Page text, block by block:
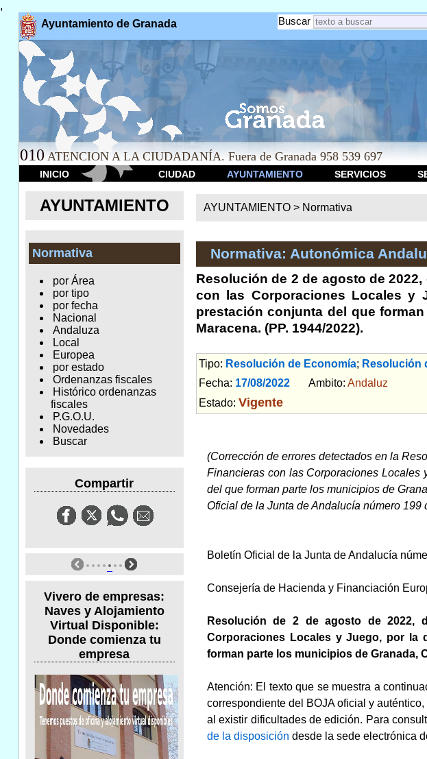
,
Ayuntamiento de Granada
Buscar
010 ATENCION A LA CIUDADANÍA. Fuera de Granada 958 539 697
INICIO CIUDAD AYUNTAMIENTO SERVICIOS
AYUNTAMIENTO
Normativa
por Área
por tipo
por fecha
Nacional
Andaluza
Local
Europea
por estado
Ordenanzas fiscales
Histórico ordenanzas
fiscales
P.G.O.U.
Novedades
Buscar
Compartir
Vivero de empresas:
Naves y Alojamiento
Virtual Disponible:
Donde comienza tu
empresa
AYUNTAMIENTO > Normativa
Normativa: Autonómica
Resolución de 2 de agosto de
con las Corporaciones Locales y
prestación conjunta del que
Maracena. (PP. 1944/2022).
Tipo: Resolución de Economía; Resolución
Fecha: 17/08/2022Ambito: Andaluz
Estado: Vigente
(Corrección de errores detectados en la
Financieras con las Corporaciones Locales
del que forman parte los municipios de
Oficial de la Junta de Andalucía número 199
Boletín Oficial de la Junta de Andalucía
Consejería de Hacienda y Financiación
Resolución de 2 de agosto de 2022,
Corporaciones Locales y Juego, por la
forman parte los municipios de Granada,
Atención: El texto que se muestra a
correspondiente del BOJA oficial y
al existir dificultades de edición. Para
de la disposición desde la sede electrónica